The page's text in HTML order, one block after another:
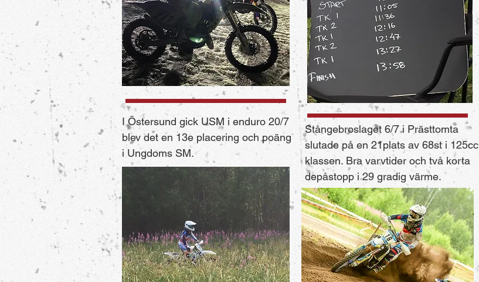
I Östersund gick USM i enduro 20/7
blev det en 13e placering och poäng
i Ungdoms SM.
Stångebroslaget 6/7 i Prästtomta
slutade på en 21plats av 68st i 125cc
klassen. Bra varvtider och två korta
depåstopp i 29 gradig värme.